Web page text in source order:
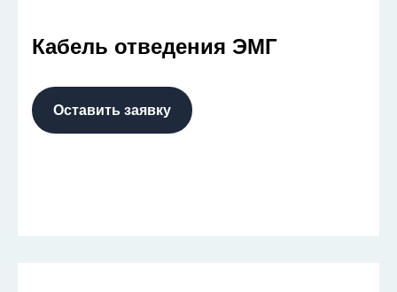
Кабель отведения ЭМГ
Оставить заявку